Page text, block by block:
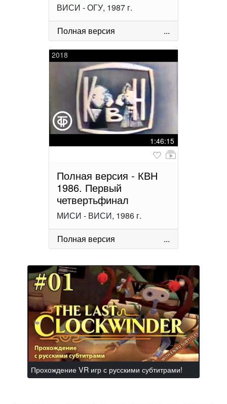
ВИСИ - ОГУ, 1987 г.
Полная версия
...
2018
1:46:15
Полная версия - КВН
1986. Первый
четвертьфинал
МИСИ - ВИСИ, 1986 г.
Полная версия
...
Прохождение VR игр с русскими субтитрами!